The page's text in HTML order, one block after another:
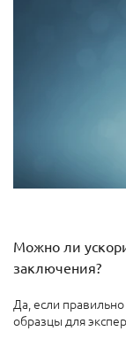
Можно ли
заключения?
Да, если
образцы для